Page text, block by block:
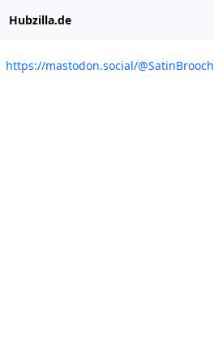
Hubzilla.de
https://mastodon.social/@SatinBrooch